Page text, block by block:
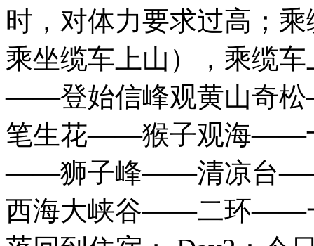
时，对体力要求过高；
乘坐缆车上山），乘缆
——登始信峰观黄山奇
笔生花——猴子观海——
——狮子峰——清凉台——
西海大峡谷——二环——